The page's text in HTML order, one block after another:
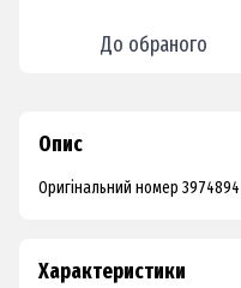
До обраного
Опис
Оригінальний номер 3974894
Характеристики